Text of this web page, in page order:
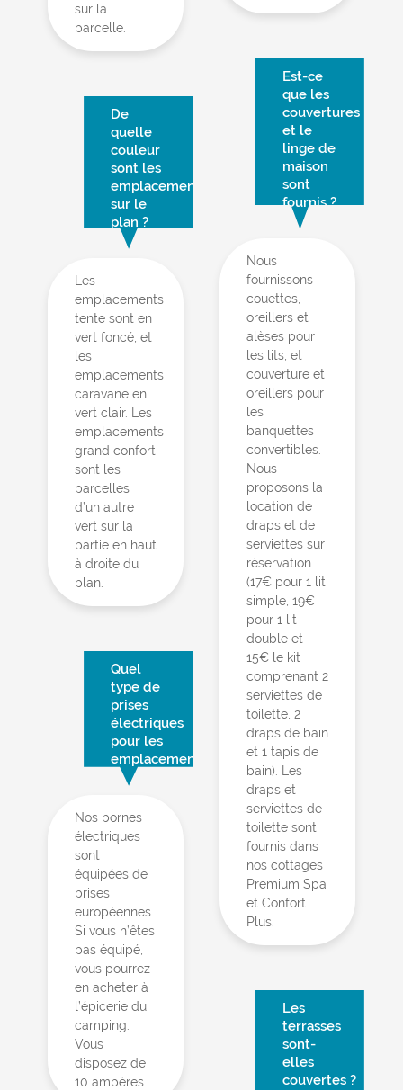
sur la
parcelle.
De
quelle
couleur
sont les
emplacements
sur le
plan ?
Les
emplacements
tente sont en
vert foncé, et
les
emplacements
caravane en
vert clair. Les
emplacements
grand confort
sont les
parcelles
d’un autre
vert sur la
partie en haut
à droite du
plan.
Quel
type de
prises
électriques
pour les
emplacements ?
Nos bornes
électriques
sont
équipées de
prises
européennes.
Si vous n’êtes
pas équipé,
vous pourrez
en acheter à
l’épicerie du
camping.
Vous
disposez de
10 ampères.
Est-ce
que les
couvertures
et le
linge de
maison
sont
fournis ?
Nous
fournissons
couettes,
oreillers et
alèses pour
les lits, et
couverture et
oreillers pour
les
banquettes
convertibles.
Nous
proposons la
location de
draps et de
serviettes sur
réservation
(17€ pour 1 lit
simple, 19€
pour 1 lit
double et
15€ le kit
comprenant 2
serviettes de
toilette, 2
draps de bain
et 1 tapis de
bain). Les
draps et
serviettes de
toilette sont
fournis dans
nos cottages
Premium Spa
et Confort
Plus.
Les
terrasses
sont-
elles
couvertes ?